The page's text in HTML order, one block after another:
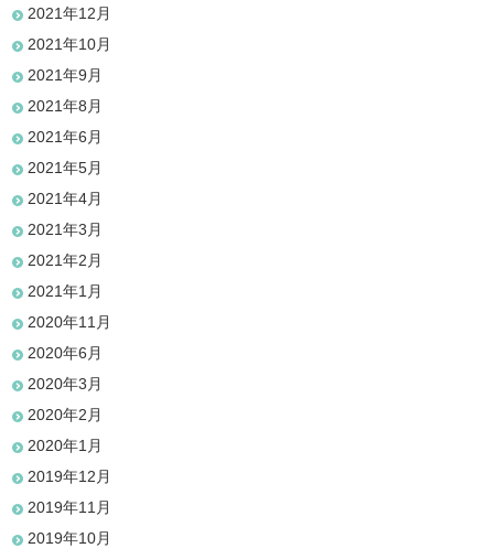
2021年12月
2021年10月
2021年9月
2021年8月
2021年6月
2021年5月
2021年4月
2021年3月
2021年2月
2021年1月
2020年11月
2020年6月
2020年3月
2020年2月
2020年1月
2019年12月
2019年11月
2019年10月